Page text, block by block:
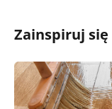
Zainspiruj